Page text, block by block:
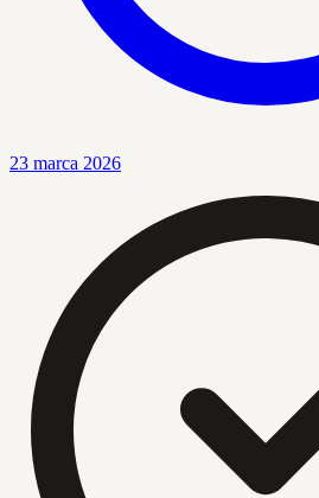
23 marca 2026